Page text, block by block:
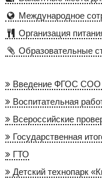
Международное
Организация
Образовательные
Введение ФГОС
Воспитательная
Всероссийские
Государственная
ГТО
Детский технопарк